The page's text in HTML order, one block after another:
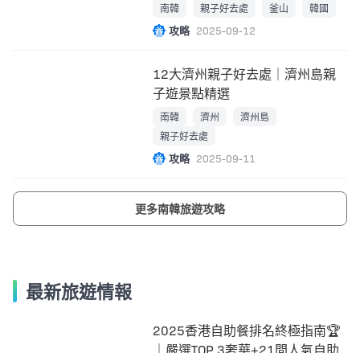
南韓 親子好去處 釜山 韓國
攻略 2025-09-12
12大濟州親子好去處｜濟州島親
子遊景點精選
南韓 濟州
濟州島
親子好去處
攻略 2025-09-11
更多南韓旅遊攻略
最新旅遊情報
2025香港自助餐排名終極指南🏆
｜嚴選TOP 3奢華+21間人氣自助